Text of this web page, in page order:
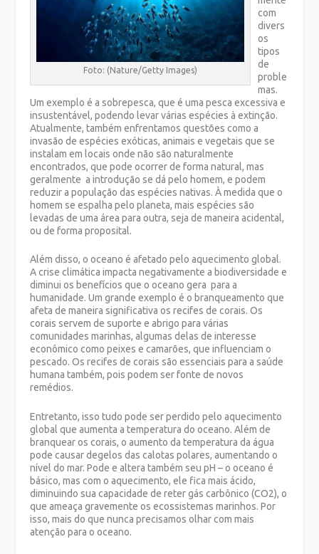
Foto: (Nature/Getty Images)
com
divers
os
tipos
de
proble
mas.
Um exemplo é a sobrepesca, que é uma pesca excessiva e
insustentável, podendo levar várias espécies à extinção.
Atualmente, também enfrentamos questões como a
invasão de espécies exóticas, animais e vegetais que se
instalam em locais onde não são naturalmente
encontrados, que pode ocorrer de forma natural, mas
geralmente a introdução se dá pelo homem, e podem
reduzir a população das espécies nativas. À medida que o
homem se espalha pelo planeta, mais espécies são
levadas de uma área para outra, seja de maneira acidental,
ou de forma proposital.
Além disso, o oceano é afetado pelo aquecimento global.
A crise climática impacta negativamente a biodiversidade e
diminui os benefícios que o oceano gera para a
humanidade. Um grande exemplo é o branqueamento que
afeta de maneira significativa os recifes de corais. Os
corais servem de suporte e abrigo para várias
comunidades marinhas, algumas delas de interesse
econômico como peixes e camarões, que influenciam o
pescado. Os recifes de corais são essenciais para a saúde
humana também, pois podem ser fonte de novos
remédios.
Entretanto, isso tudo pode ser perdido pelo aquecimento
global que aumenta a temperatura do oceano. Além de
branquear os corais, o aumento da temperatura da água
pode causar degelos das calotas polares, aumentando o
nível do mar. Pode e altera também seu pH – o oceano é
básico, mas com o aquecimento, ele fica mais ácido,
diminuindo sua capacidade de reter gás carbônico (CO2), o
que ameaça gravemente os ecossistemas marinhos. Por
isso, mais do que nunca precisamos olhar com mais
atenção para o oceano.